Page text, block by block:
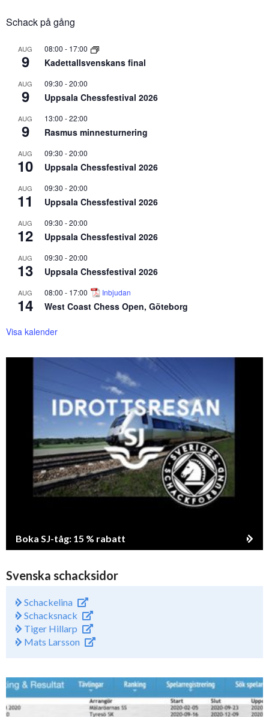
Schack på gång
AUG
9
08:00 - 17:00
Kadettallsvenskans final
AUG
9
09:30 -20:00
Uppsala Chessfestival 2026
AUG
9
13:00 -22:00
Rasmus minnesturnering
AUG
10
09:30 -20:00
Uppsala Chessfestival 2026
AUG
11
09:30 -20:00
Uppsala Chessfestival 2026
AUG
12
09:30 -20:00
Uppsala Chessfestival 2026
AUG
13
09:30 -20:00
Uppsala Chessfestival 2026
AUG
14
08:00 - 17:00 Inbjudan
West Coast Chess Open, Göteborg
Visa kalender
Boka SJ-tåg: 15 % rabatt
Svenska schacksidor
Schackelina
Schacksnack
Tiger Hillarp
Mats Larsson